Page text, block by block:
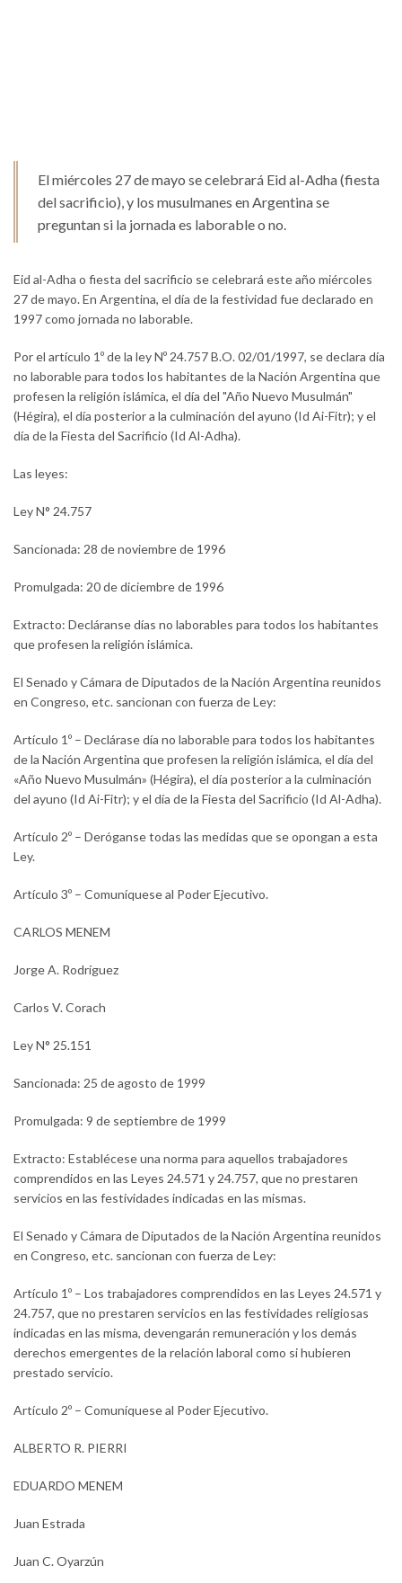
El miércoles 27 de mayo se celebrará Eid al-Adha (fiesta
del sacrificio), y los musulmanes en Argentina se
preguntan si la jornada es laborable o no.
Eid al-Adha o fiesta del sacrificio se celebrará este año miércoles
27 de mayo. En Argentina, el día de la festividad fue declarado en
1997 como jornada no laborable.
Por el artículo 1º de la ley Nº 24.757 B.O. 02/01/1997, se declara día
no laborable para todos los habitantes de la Nación Argentina que
profesen la religión islámica, el día del "Año Nuevo Musulmán"
(Hégira), el día posterior a la culminación del ayuno (Id Ai-Fitr); y el
día de la Fiesta del Sacrificio (Id Al-Adha).
Las leyes:
Ley N° 24.757
Sancionada: 28 de noviembre de 1996
Promulgada: 20 de diciembre de 1996
Extracto: Decláranse días no laborables para todos los habitantes
que profesen la religión islámica.
El Senado y Cámara de Diputados de la Nación Argentina reunidos
en Congreso, etc. sancionan con fuerza de Ley:
Artículo 1º – Declárase día no laborable para todos los habitantes
de la Nación Argentina que profesen la religión islámica, el día del
«Año Nuevo Musulmán» (Hégira), el día posterior a la culminación
del ayuno (Id Ai-Fitr); y el día de la Fiesta del Sacrificio (Id Al-Adha).
Artículo 2º – Deróganse todas las medidas que se opongan a esta
Ley.
Artículo 3º – Comuníquese al Poder Ejecutivo.
CARLOS MENEM
Jorge A. Rodríguez
Carlos V. Corach
Ley N° 25.151
Sancionada: 25 de agosto de 1999
Promulgada: 9 de septiembre de 1999
Extracto: Establécese una norma para aquellos trabajadores
comprendidos en las Leyes 24.571 y 24.757, que no prestaren
servicios en las festividades indicadas en las mismas.
El Senado y Cámara de Diputados de la Nación Argentina reunidos
en Congreso, etc. sancionan con fuerza de Ley:
Artículo 1º – Los trabajadores comprendidos en las Leyes 24.571 y
24.757, que no prestaren servicios en las festividades religiosas
indicadas en las misma, devengarán remuneración y los demás
derechos emergentes de la relación laboral como si hubieren
prestado servicio.
Artículo 2º – Comuníquese al Poder Ejecutivo.
ALBERTO R. PIERRI
EDUARDO MENEM
Juan Estrada
Juan C. Oyarzún